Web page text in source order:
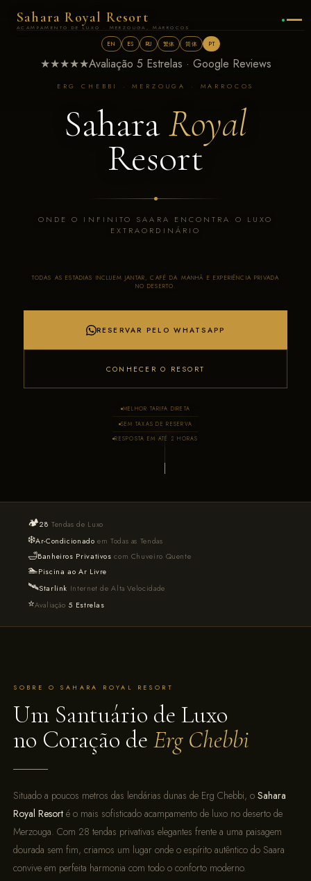
Sahara Royal Resort
ACAMPAMENTO DE LUXO · MERZOUGA, MARROCOS
EN ES RU 繁体 简体 PT
★★★★★Avaliação 5 Estrelas · Google Reviews
ERG CHEBBI · MERZOUGA · MARROCOS
SaharaRoyal
Resort
ONDE O INFINITO SAARA ENCONTRA O LUXO
EXTRAORDINÁRIO
TODAS AS ESTADIAS INCLUEM JANTAR, CAFÉ DA MANHÃ E EXPERIÊNCIA PRIVADA
NO DESERTO.
RESERVAR PELO WHATSAPP
CONHECER O RESORT
MELHOR TARIFA DIRETA
SEM TAXAS DE RESERVA
RESPOSTA EM ATÉ 2 HORAS
ROLE
🏕️28 Tendas de Luxo
❄️Ar-Condicionado em Todas as Tendas
🛁Banheiros Privativos com Chuveiro Quente
🏊Piscina ao Ar Livre
🛰️Starlink Internet de Alta Velocidade
⭐Avaliação 5 Estrelas
SOBRE O SAHARA ROYAL RESORT
Um Santuário de Luxo
no Coração deErg Chebbi
Situado a poucos metros das lendárias dunas de Erg Chebbi, oSahara
Royal Resort é o mais sofisticado acampamento de luxo no deserto de
Merzouga. Com 28 tendas privativas elegantes frente a uma paisagem
dourada sem fim, criamos um lugar onde o espírito autêntico do Saara
convive em perfeita harmonia com todo o conforto moderno.